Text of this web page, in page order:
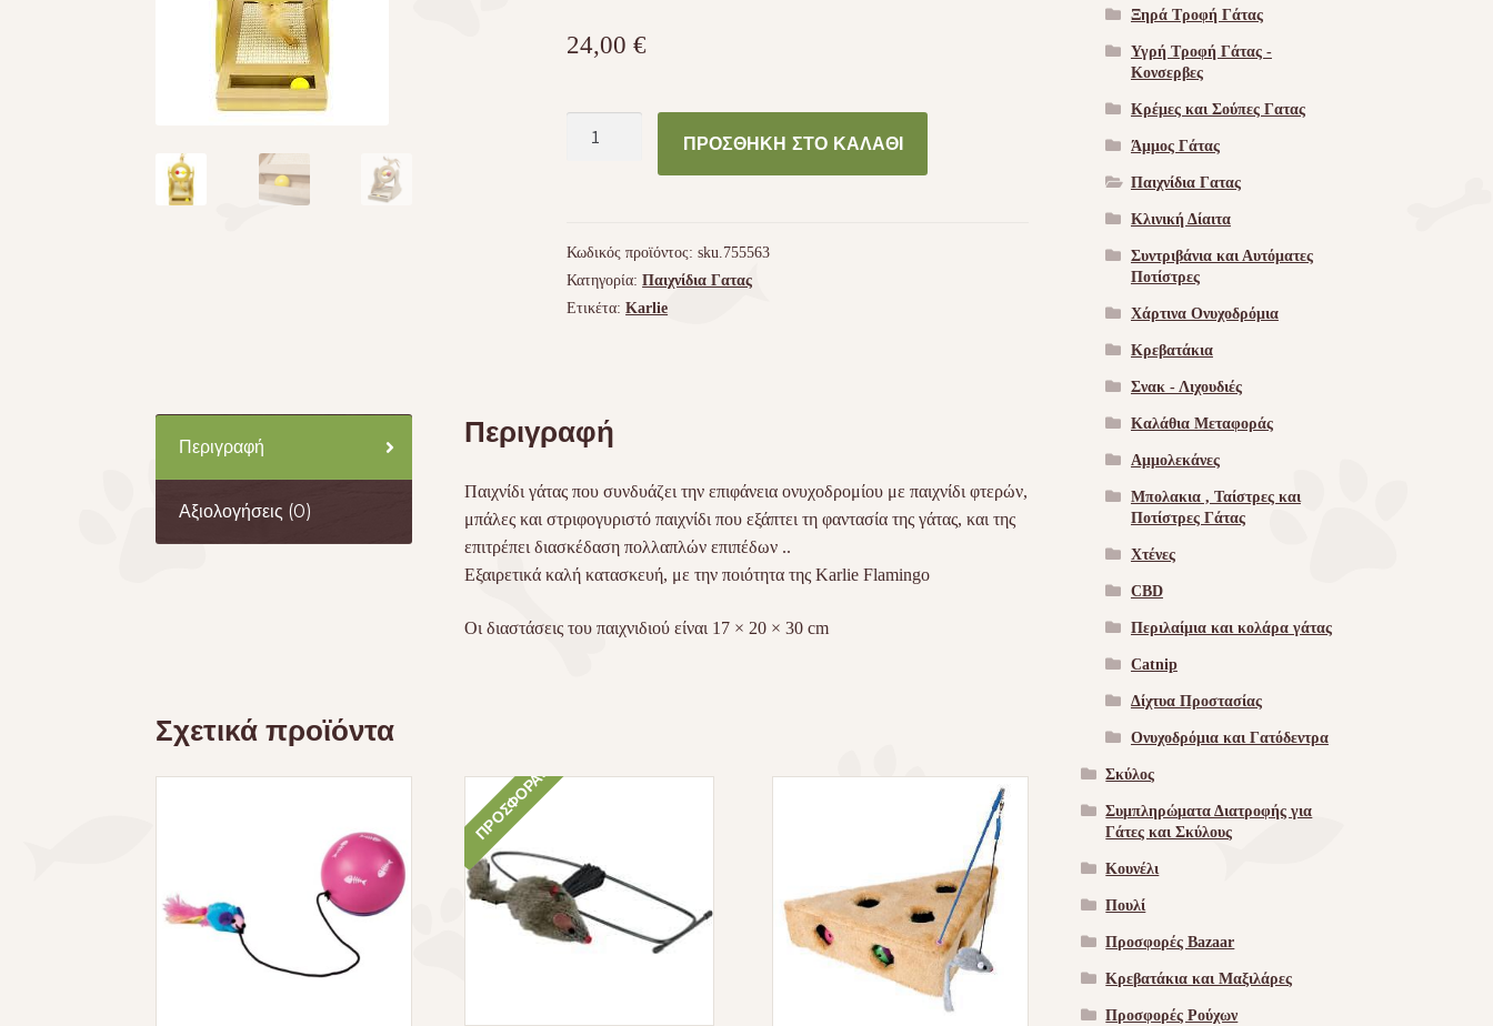
24,00€
ΠΡΟΣΘΉΚΗ ΣΤΟ ΚΑΛΆΘΙ
Κωδικός προϊόντος:sku.755563
Κατηγορία:Παιχνίδια Γατας
Ετικέτα:Karlie
Περιγραφή
Αξιολογήσεις (0)
Περιγραφή
Παιχνίδι γάτας που συνδυάζει την επιφάνεια ονυχοδρομίου με παιχνίδι φτερών,
μπάλες και στριφογυριστό παιχνίδι που εξάπτει τη φαντασία της γάτας, και της
επιτρέπει διασκέδαση πολλαπλών επιπέδων ..
Εξαιρετικά καλή κατασκευή, με την ποιότητα της Karlie Flamingo
Οι διαστάσεις του παιχνιδιού είναι 17 × 20 × 30 cm
Σχετικά προϊόντα
ΠΡΟΣΦΟΡΆ!
Ξηρά Τροφή Γάτας
Υγρή Τροφή Γάτας -
Kονσερβες
Κρέμες και Σούπες Γατας
Άμμος Γάτας
Παιχνίδια Γατας
Κλινική Δίαιτα
Συντριβάνια και Αυτόματες
Ποτίστρες
Χάρτινα Ονυχοδρόμια
Κρεβατάκια
Σνακ - Λιχουδιές
Καλάθια Μεταφοράς
Αμμολεκάνες
Μπολακια , Ταίστρες και
Ποτίστρες Γάτας
Χτένες
CBD
Περιλαίμια και κολάρα γάτας
Catnip
Δίχτυα Προστασίας
Ονυχοδρόμια και Γατόδεντρα
Σκύλος
Συμπληρώματα Διατροφής για
Γάτες και Σκύλους
Κουνέλι
Πουλί
Προσφορές Bazaar
Κρεβατάκια και Μαξιλάρες
Προσφορές Ρούχων